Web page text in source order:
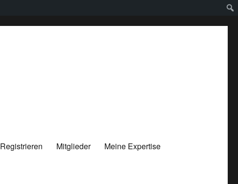
Registrieren Mitglieder
Meine Expertise